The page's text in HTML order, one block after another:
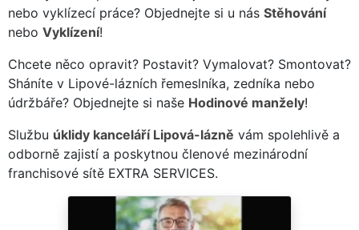
nebo vyklízecí práce? Objednejte si u nás Stěhování
nebo Vyklízení!
Chcete něco opravit? Postavit? Vymalovat? Smontovat?
Sháníte v Lipové-lázních řemeslníka, zedníka nebo
údržbáře? Objednejte si naše Hodinové manžely!
Službu úklidy kanceláří Lipová-lázně vám spolehlivě a
odborně zajistí a poskytnou členové mezinárodní
franchisové sítě EXTRA SERVICES.